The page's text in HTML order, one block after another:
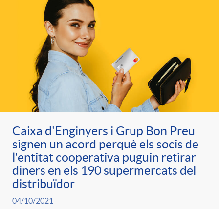
e
n
s
i
e
s
F
i
l
n
t
i
Caixa d'Enginyers i Grup Bon Preu
signen un acord perquè els socis de
l'entitat cooperativa puguin retirar
diners en els 190 supermercats del
distribuïdor
04/10/2021